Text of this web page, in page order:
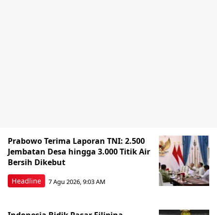
Headline
Prabowo Terima Laporan TNI: 2.500
Jembatan Desa hingga 3.000 Titik Air
Bersih Dikebut
7 Agu 2026, 9:03 AM